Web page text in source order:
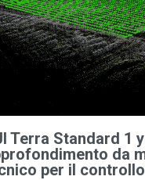
Terra Standard 1
da
per il